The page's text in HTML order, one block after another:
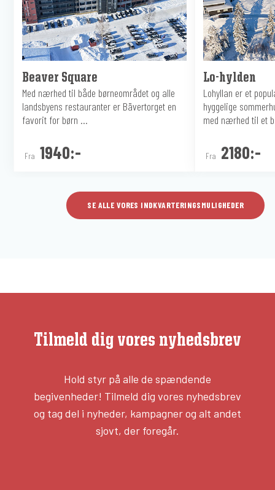
Beaver Square
Med nærhed til både børneområdet og alle
landsbyens restauranter er Bävertorget en
favorit for børn ...
Fra 1940:-
Lo-hylden
Lohyllan er et
hyggelige
med nærhed til et
Fra 2180:-
SE ALLE VORES INDKVARTERINGSMULIGHEDER
Tilmeld dig vores nyhedsbrev
Hold styr på alle de spændende
begivenheder! Tilmeld dig vores nyhedsbrev
og tag del i nyheder, kampagner og alt andet
sjovt, der foregår.